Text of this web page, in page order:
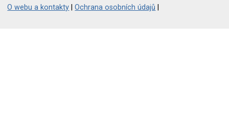
O webu a kontakty |Ochrana osobních údajů